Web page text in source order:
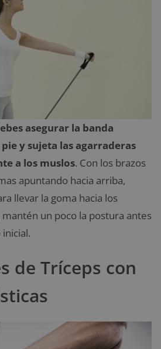
asegurar la banda
y sujeta las agarraderas
a los muslos. Con los brazos
apuntando hacia arriba,
llevar la goma hacia los
un poco la postura antes
de Tríceps con